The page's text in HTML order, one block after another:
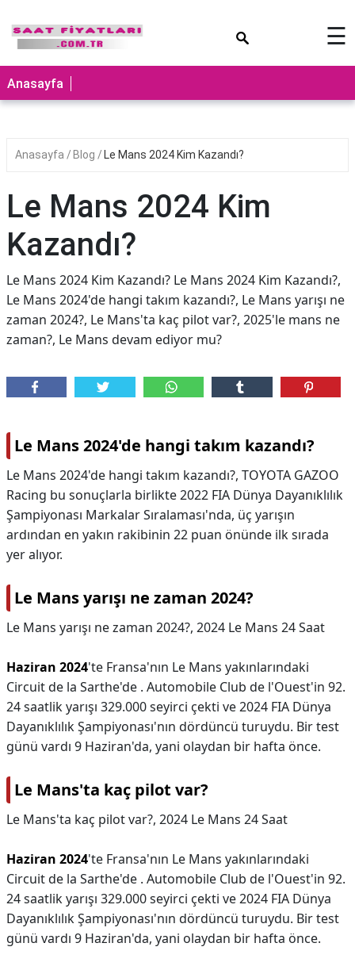
☰
Anasayfa
Anasayfa Blog Le Mans 2024 Kim Kazandı?
Le Mans 2024 Kim
Kazandı?
Le Mans 2024 Kim Kazandı? Le Mans 2024 Kim Kazandı?,
Le Mans 2024'de hangi takım kazandı?, Le Mans yarışı ne
zaman 2024?, Le Mans'ta kaç pilot var?, 2025'le mans ne
zaman?, Le Mans devam ediyor mu?
Le Mans 2024'de hangi takım kazandı?
Le Mans 2024'de hangi takım kazandı?, TOYOTA GAZOO
Racing bu sonuçlarla birlikte 2022 FIA Dünya Dayanıklılık
Şampiyonası Markalar Sıralaması'nda, üç yarışın
ardından en yakın rakibinin 22 puan önünde ilk sırada
yer alıyor.
Le Mans yarışı ne zaman 2024?
Le Mans yarışı ne zaman 2024?, 2024 Le Mans 24 Saat
Haziran 2024'te Fransa'nın Le Mans yakınlarındaki
Circuit de la Sarthe'de . Automobile Club de l'Ouest'in 92.
24 saatlik yarışı 329.000 seyirci çekti ve 2024 FIA Dünya
Dayanıklılık Şampiyonası'nın dördüncü turuydu. Bir test
günü vardı 9 Haziran'da, yani olaydan bir hafta önce.
Le Mans'ta kaç pilot var?
Le Mans'ta kaç pilot var?, 2024 Le Mans 24 Saat
Haziran 2024'te Fransa'nın Le Mans yakınlarındaki
Circuit de la Sarthe'de . Automobile Club de l'Ouest'in 92.
24 saatlik yarışı 329.000 seyirci çekti ve 2024 FIA Dünya
Dayanıklılık Şampiyonası'nın dördüncü turuydu. Bir test
günü vardı 9 Haziran'da, yani olaydan bir hafta önce.